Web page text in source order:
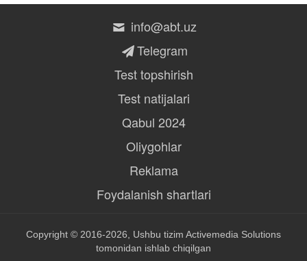
info@abt.uz
Telegram
Test topshirish
Test natijalari
Qabul 2024
Oliygohlar
Reklama
Foydalanish shartlari
Copyright © 2016-2026, Ushbu tizim Activemedia Solutions
tomonidan ishlab chiqilgan